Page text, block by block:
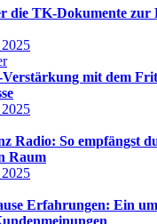
die TK-Dokumente
mit dem
Radio: So empfängst
Raum
Erfahrungen: Ein